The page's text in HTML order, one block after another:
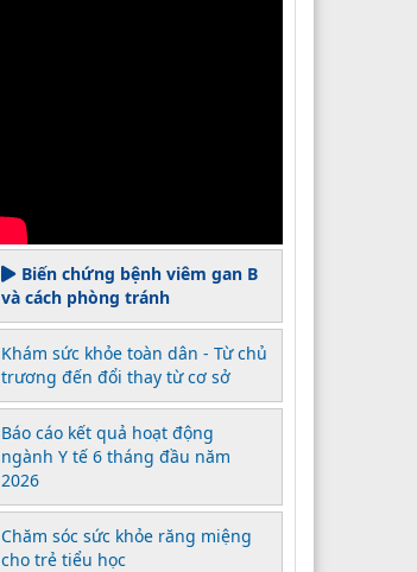
Biến chứng bệnh viêm gan B
và cách phòng tránh
Khám sức khỏe toàn dân - Từ chủ
trương đến đổi thay từ cơ sở
Báo cáo kết quả hoạt động
ngành Y tế 6 tháng đầu năm
2026
Chăm sóc sức khỏe răng miệng
cho trẻ tiểu học